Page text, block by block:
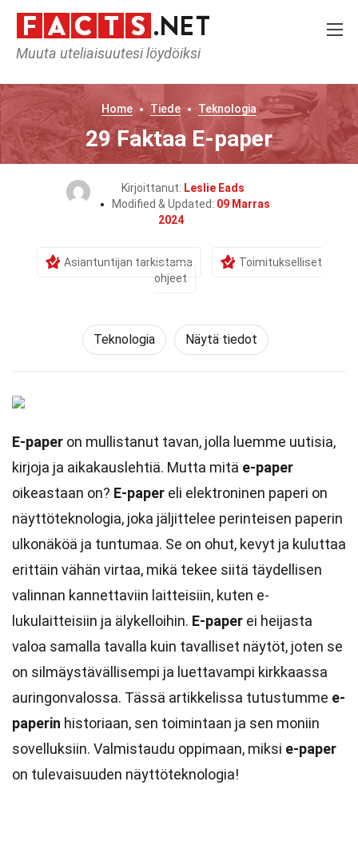
Muuta uteliaisuutesi löydöiksi
Home Tiede Teknologia
29 Faktaa E-paper
Kirjoittanut: Leslie Eads
Modified & Updated: 09 Marras
2024
Asiantuntijan tarkistama
Toimitukselliset
ohjeet
Teknologia Näytä tiedot
E-paper on mullistanut tavan, jolla luemme uutisia,
kirjoja ja aikakauslehtiä. Mutta mitä e-paper
oikeastaan on? E-paper eli elektroninen paperi on
näyttöteknologia, joka jäljittelee perinteisen paperin
ulkonäköä ja tuntumaa. Se on ohut, kevyt ja kuluttaa
erittäin vähän virtaa, mikä tekee siitä täydellisen
valinnan kannettaviin laitteisiin, kuten e-
lukulaitteisiin ja älykelloihin. E-paper ei heijasta
valoa samalla tavalla kuin tavalliset näytöt, joten se
on silmäystävällisempi ja luettavampi kirkkaassa
auringonvalossa. Tässä artikkelissa tutustumme e-
paperin historiaan, sen toimintaan ja sen moniin
sovelluksiin. Valmistaudu oppimaan, miksi e-paper
on tulevaisuuden näyttöteknologia!